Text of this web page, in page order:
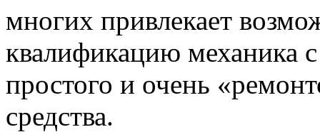
многих привлекает
квалификацию механика
простого и очень
средства.